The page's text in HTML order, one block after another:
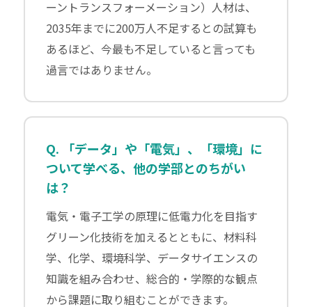
ーントランスフォーメーション）人材は、
2035年までに200万人不足するとの試算も
あるほど、今最も不足していると言っても
過言ではありません。
Q. 「データ」や「電気」、「環境」に
ついて学べる、他の学部とのちがい
は？
電気・電子工学の原理に低電力化を目指す
グリーン化技術を加えるとともに、材料科
学、化学、環境科学、データサイエンスの
知識を組み合わせ、総合的・学際的な観点
から課題に取り組むことができます。